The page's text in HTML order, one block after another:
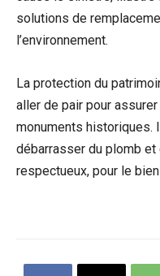
solutions de
l’environnement.
La protection du
aller de pair pour
monuments historiques.
débarrasser du plomb et
respectueux, pour le